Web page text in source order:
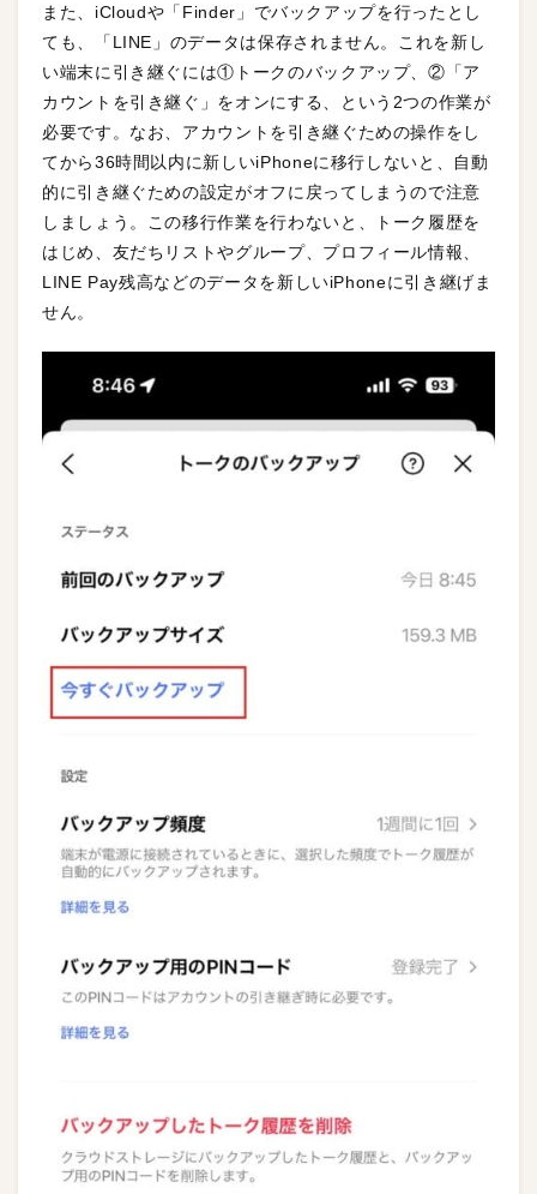
また、iCloudや「Finder」でバックアップを行ったとし
ても、「LINE」のデータは保存されません。これを新し
い端末に引き継ぐには①トークのバックアップ、②「ア
カウントを引き継ぐ」をオンにする、という2つの作業が
必要です。なお、アカウントを引き継ぐための操作をし
てから36時間以内に新しいiPhoneに移行しないと、自動
的に引き継ぐための設定がオフに戻ってしまうので注意
しましょう。この移行作業を行わないと、トーク履歴を
はじめ、友だちリストやグループ、プロフィール情報、
LINE Pay残高などのデータを新しいiPhoneに引き継げま
せん。